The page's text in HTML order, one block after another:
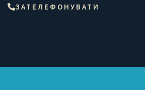
ЗАТЕЛЕФОНУВАТИ